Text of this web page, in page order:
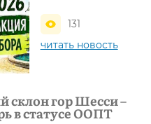
131
читать новость
склон гор Шесси –
в статусе ООПТ